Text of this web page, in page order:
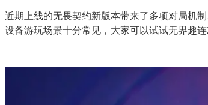
近期上线的无畏契约新版本带来了多项对局机
设备游玩场景十分常见，大家可以试试无界趣